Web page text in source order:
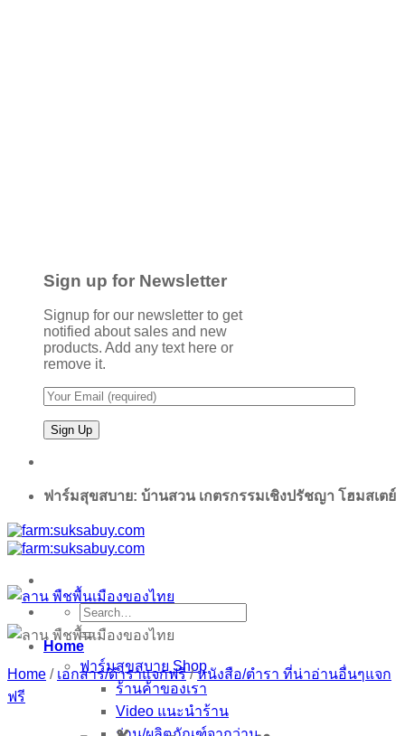
Sign up for Newsletter
Signup for our newsletter to get
notified about sales and new
products. Add any text here or
remove it.
ฟาร์มสุขสบาย: บ้านสวน เกตรกรรมเชิงปรัชญา โฮมสเตย์
Search
for:
Home
ฟาร์มสุขสบาย Shop
ร้านค้าของเรา
Video แนะนำร้าน
Home / เอกสาร/ตำราแจกฟรี / หนังสือ/ตำรา ที่น่าอ่านอื่นๆแจก
ฟรี